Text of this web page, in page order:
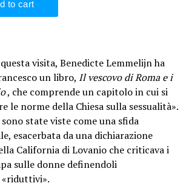
visita, Benedicte Lemmelijn ha
un libro, Il vescovo di Roma e i
, che comprende un capitolo in cui si
le norme della Chiesa sulla sessualità».
state viste come una sfida
esacerbata da una dichiarazione
California di Lovanio che criticava i
sulle donne definendoli
«riduttivi».